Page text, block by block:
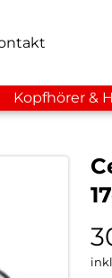
Kopfhörer &